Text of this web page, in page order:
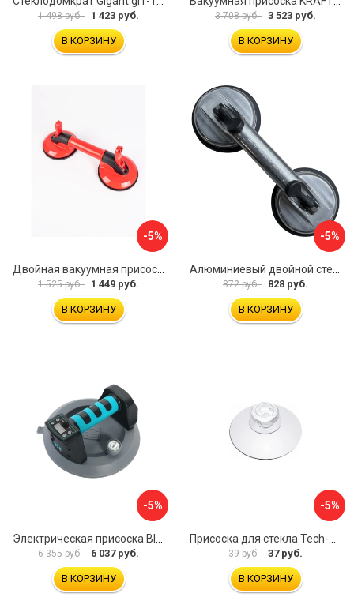
1 498 руб. 1 423 руб.
В КОРЗИНУ
3 708 руб. 3 523 руб.
В КОРЗИНУ
-5%
Двойная вакуумная присоска ARMA P620
1 525 руб. 1 449 руб.
В КОРЗИНУ
-5%
Алюминиевый двойной стеклодомкрат УправДом 4100002750
872 руб. 828 руб.
В КОРЗИНУ
-5%
6 355 руб. 6 037 руб.
В КОРЗИНУ
-5%
39 руб. 37 руб.
В КОРЗИНУ